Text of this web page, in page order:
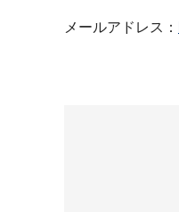
メールアドレス：